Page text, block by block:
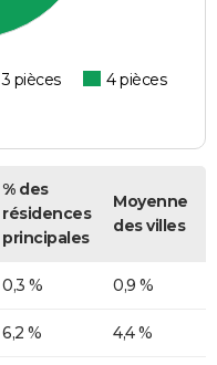
3 pièces
4 pièces
% des
résidences
principales
Moyenne
des villes
0,3 % 0,9 %
6,2 % 4,4 %